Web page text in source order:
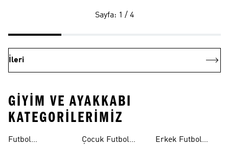
Sayfa: 1 / 4
İleri
GIYIM VE AYAKKABI
KATEGORILERIMIZ
Futbol
Çocuk Futbol
Erkek Futbol